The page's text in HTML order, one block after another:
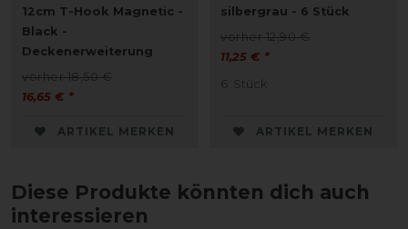
12cm T-Hook Magnetic -
Black -
Deckenerweiterung
vorher 18,50 €
16,65 € *
ARTIKEL MERKEN
silbergrau - 6 Stück
vorher 12,90 €
11,25 € *
6 Stück
ARTIKEL MERKEN
Diese Produkte könnten dich auch
interessieren